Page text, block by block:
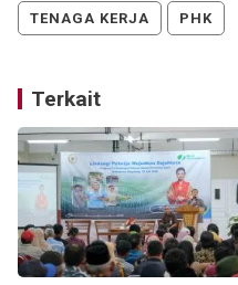
TENAGA KERJA PHK
Terkait